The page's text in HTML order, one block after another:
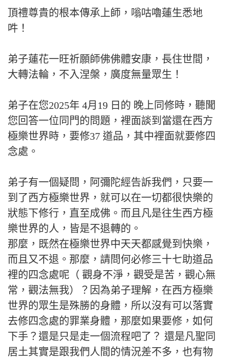
頂禮尊貴的根本傳承上師，嗡咕嚕蓮生悉地
吽！
弟子蓮花一旺祈願師佛佛體安康，長住世間，
大轉法輪，不入涅槃，廣度無量眾生！
弟子在您2025年 4月19 日的 晚上同修時，聽聞
您回答一位同門的問題，裡面談到當還在西方
極樂世界時，要修37 道品，其中裡面就要修四
念處。
弟子有一個疑問，阿彌陀經告訴我們，只要一
到了西方極樂世界，就可以在一切都很快樂的
狀態下修行，直至成佛。而且凡是往生西方極
樂世界的人，皆是不退轉的。
那麼，既然在極樂世界中天天都感覺到快樂，
而且又不退。那麼，請問何必修三十七助道品
裡的四念處呢（ 觀身不淨，觀受是苦，觀心無
常，觀法無我）？因為弟子理解，在西方極樂
世界的眾生是殊勝的身體，所以沒有可以落實
去修四念處的罪業身體，那麼如果要修，如何
下手？還是只是走一個流程吧了？ 還是凡聖同
居土其實是跟我們人間的情況差不多，也有物